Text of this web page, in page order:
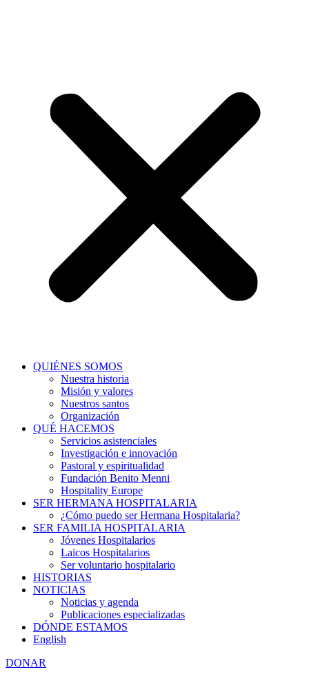
QUIÉNES SOMOS
Nuestra historia
Misión y valores
Nuestros santos
Organización
QUÉ HACEMOS
Servicios asistenciales
Investigación e innovación
Pastoral y espiritualidad
Fundación Benito Menni
Hospitality Europe
SER HERMANA HOSPITALARIA
¿Cómo puedo ser Hermana Hospitalaria?
SER FAMILIA HOSPITALARIA
Jóvenes Hospitalarios
Laicos Hospitalarios
Ser voluntario hospitalario
HISTORIAS
NOTICIAS
Noticias y agenda
Publicaciones especializadas
DÓNDE ESTAMOS
English
DONAR